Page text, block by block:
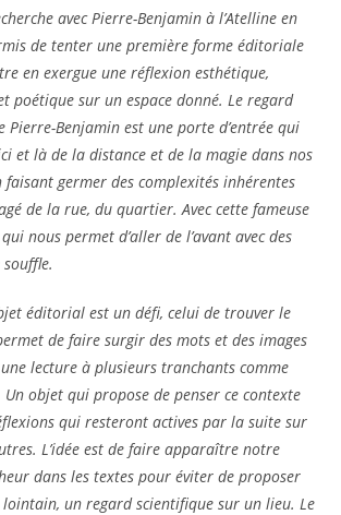
avec Pierre-Benjamin à l’Atelline en
de tenter une première forme éditoriale
en exergue une réflexion esthétique,
poétique sur un espace donné. Le regard
Pierre-Benjamin est une porte d’entrée qui
et là de la distance et de la magie dans nos
germer des complexités inhérentes
de la rue, du quartier. Avec cette fameuse
nous permet d’aller de l’avant avec des
souffle.
éditorial est un défi, celui de trouver le
de faire surgir des mots et des images
lecture à plusieurs tranchants comme
objet qui propose de penser ce contexte
qui resteront actives par la suite sur
L’idée est de faire apparaître notre
dans les textes pour éviter de proposer
un regard scientifique sur un lieu. Le